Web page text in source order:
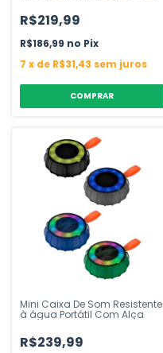
R$219,99
R$186,99
Pix
7 x de R$31,43 sem juros
COMPRAR
Mini Caixa De Som Resistente
à água Portátil Com Alça
R$239,99